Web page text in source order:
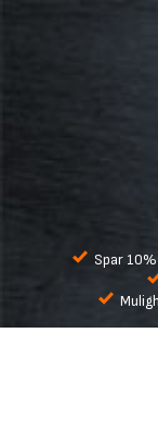
Spar